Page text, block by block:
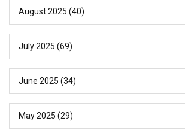
August 2025 (40)
July 2025 (69)
June 2025 (34)
May 2025 (29)